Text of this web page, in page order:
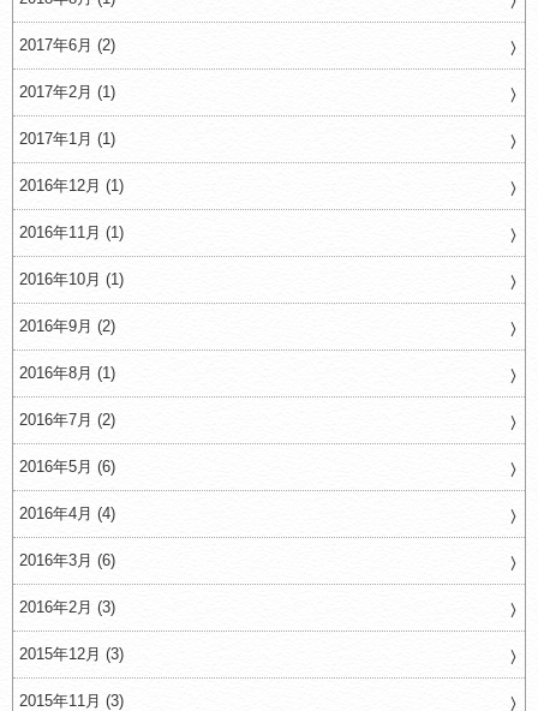
2017年6月 (2)
2017年2月 (1)
2017年1月 (1)
2016年12月 (1)
2016年11月 (1)
2016年10月 (1)
2016年9月 (2)
2016年8月 (1)
2016年7月 (2)
2016年5月 (6)
2016年4月 (4)
2016年3月 (6)
2016年2月 (3)
2015年12月 (3)
2015年11月 (3)